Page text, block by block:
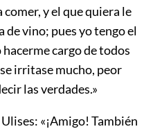
y el que quiera le
de vino; pues yo tengo el
cargo de todos
irritase mucho, peor
las verdades.»
«¡Amigo! También